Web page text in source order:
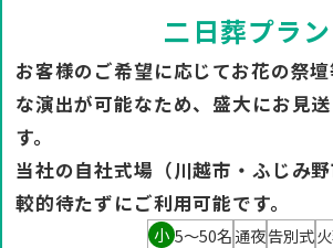
二日葬プラン
お客様のご希望に応じてお花の祭
な演出が可能なため、盛大にお見
す。
当社の自社式場（川越市・ふじみ
較的待たずにご利用可能です。
小 5〜50名通夜告別式